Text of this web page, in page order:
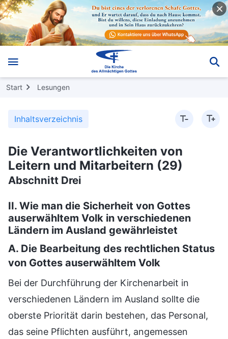
Start Lesungen
Inhaltsverzeichnis
Die Verantwortlichkeiten von
Leitern und Mitarbeitern (29)
Abschnitt Drei
II. Wie man die Sicherheit von Gottes
auserwähltem Volk in verschiedenen
Ländern im Ausland gewährleistet
A. Die Bearbeitung des rechtlichen Status
von Gottes auserwähltem Volk
Bei der Durchführung der Kirchenarbeit in
verschiedenen Ländern im Ausland sollte die
oberste Priorität darin bestehen, das Personal,
das seine Pflichten ausführt, angemessen